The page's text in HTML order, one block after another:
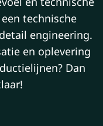
technische
engineering.
en oplevering
Dan